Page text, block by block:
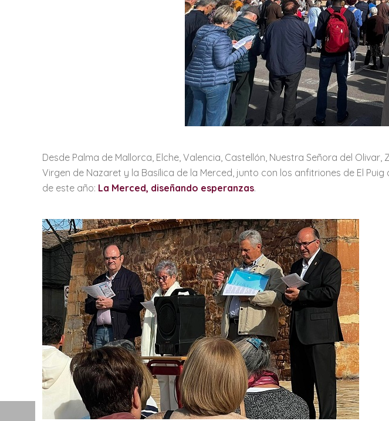
Desde Palma de Mallorca, Elche, Valencia, Castellón, Nuestra Señora del
Virgen de Nazaret y la Basílica de la Merced, junto con los anfitriones de El
de este año: La Merced, diseñando esperanzas.